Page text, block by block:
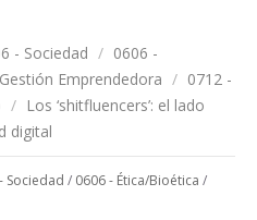
- Sociedad / 0606 -
Emprendedora / 0712 -
/ Los ‘shitfluencers’: el lado
digital
Sociedad / 0606 - Ética/Bioética /